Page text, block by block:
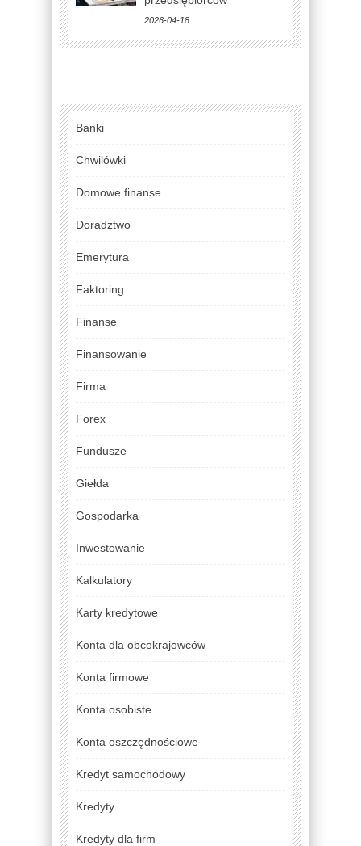
2026-04-18
Banki
Chwilówki
Domowe finanse
Doradztwo
Emerytura
Faktoring
Finanse
Finansowanie
Firma
Forex
Fundusze
Giełda
Gospodarka
Inwestowanie
Kalkulatory
Karty kredytowe
Konta dla obcokrajowców
Konta firmowe
Konta osobiste
Konta oszczędnościowe
Kredyt samochodowy
Kredyty
Kredyty dla firm